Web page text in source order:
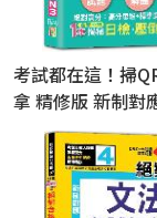
考試都在這！掃
拿 精修版 新制對
格！日檢必背聽
＋QR Code 線上